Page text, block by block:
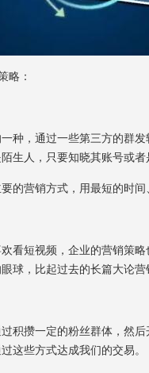
略：
，通过一些第三方的群发
生人，只要知晓其账号或者
营销方式，用最短的时间
短视频，企业的营销策略
球，比起过去的长篇大论营
攒一定的粉丝群体，然后
这些方式达成我们的交易。